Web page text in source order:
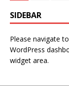
SIDEBAR
Please navigate to
WordPress
widget area.